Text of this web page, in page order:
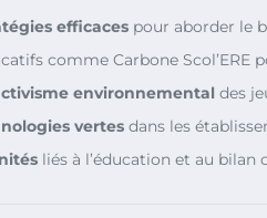
efficaces pour aborder le
comme Carbone Scol’ERE
environnemental des
vertes dans les
liés à l’éducation et au bilan